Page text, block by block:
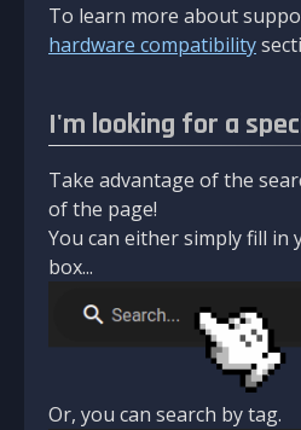
To learn more about
hardware compatibility
I'm looking for a
Take advantage of the
of the page!
You can either simply fill in
box...
Or, you can search by tag.